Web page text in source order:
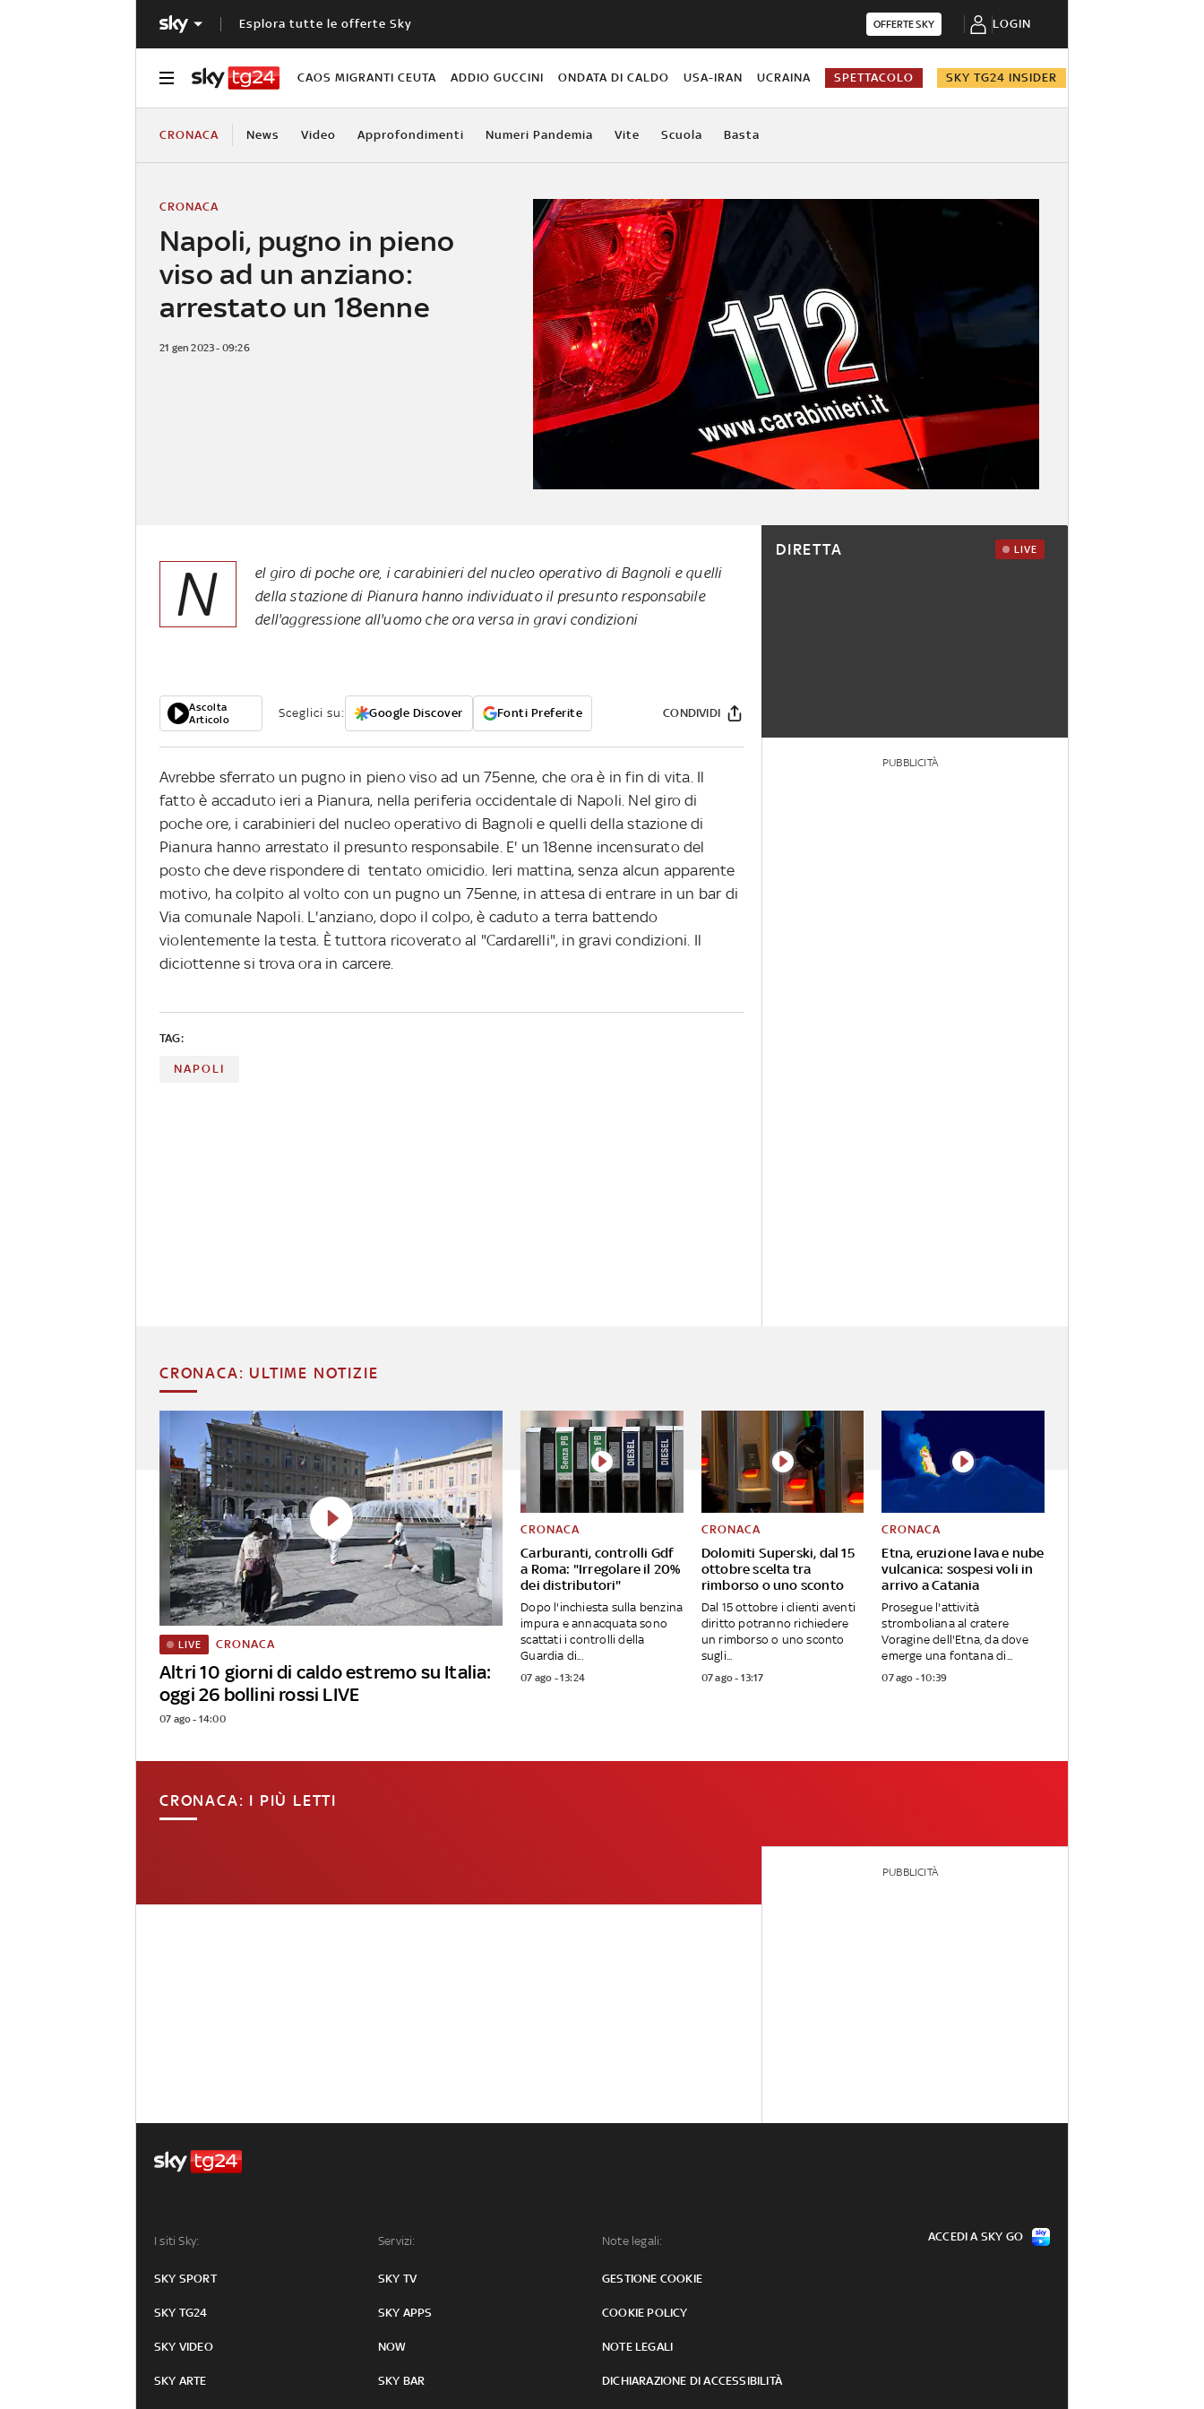
Esplora tutte le offerte Sky OFFERTE SKY LOGIN
CAOS MIGRANTI CEUTA ADDIO GUCCINI ONDATA DI CALDO USA-IRAN UCRAINA SPETTACOLO SKY TG24 INSIDER
CRONACA News Video Approfondimenti Numeri Pandemia Vite Scuola Basta
Napoli, pugno in pieno
viso ad un anziano:
arrestato un 18enne
CRONACA
21 gen 2023 - 09:26
N
el giro di poche ore, i carabinieri del nucleo operativo di Bagnoli e quelli
della stazione di Pianura hanno individuato il presunto responsabile
dell'aggressione all'uomo che ora versa in gravi condizioni
Ascolta
Articolo
Sceglici su: Google Discover Fonti Preferite CONDIVIDI
Avrebbe sferrato un pugno in pieno viso ad un 75enne, che ora è in fin di vita. Il
fatto è accaduto ieri a Pianura, nella periferia occidentale di Napoli. Nel giro di
poche ore, i carabinieri del nucleo operativo di Bagnoli e quelli della stazione di
Pianura hanno arrestato il presunto responsabile. E' un 18enne incensurato del
posto che deve rispondere di tentato omicidio. Ieri mattina, senza alcun apparente
motivo, ha colpito al volto con un pugno un 75enne, in attesa di entrare in un bar di
Via comunale Napoli. L'anziano, dopo il colpo, è caduto a terra battendo
violentemente la testa. È tuttora ricoverato al "Cardarelli", in gravi condizioni. Il
diciottenne si trova ora in carcere.
TAG:
NAPOLI
DIRETTA LIVE
PUBBLICITÀ
CRONACA: ULTIME NOTIZIE
Altri 10 giorni di caldo estremo su Italia:
oggi 26 bollini rossi LIVE
LIVE CRONACA
07 ago - 14:00
Carburanti, controlli Gdf
a Roma: "Irregolare il 20%
dei distributori"
CRONACA
Dopo l'inchiesta sulla benzina
impura e annacquata sono
scattati i controlli della
Guardia di...
07 ago - 13:24
Dolomiti Superski, dal 15
ottobre scelta tra
rimborso o uno sconto
CRONACA
Dal 15 ottobre i clienti aventi
diritto potranno richiedere
un rimborso o uno sconto
sugli...
07 ago - 13:17
Etna, eruzione lava e nube
vulcanica: sospesi voli in
arrivo a Catania
CRONACA
Prosegue l'attività
stromboliana al cratere
Voragine dell'Etna, da dove
emerge una fontana di...
07 ago - 10:39
CRONACA: I PIÙ LETTI
PUBBLICITÀ
I siti Sky:
SKY SPORT
SKY TG24
SKY VIDEO
SKY ARTE
Servizi:
SKY TV
SKY APPS
NOW
SKY BAR
Note legali:
GESTIONE COOKIE
COOKIE POLICY
NOTE LEGALI
DICHIARAZIONE DI ACCESSIBILITÀ
ACCEDI A SKY GO